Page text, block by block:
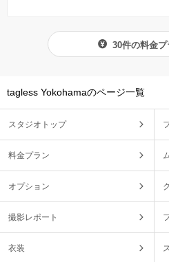
30件の料金
tagless Yokohamaのページ一覧
スタジオトップ
料金プラン
オプション
撮影レポート
衣装